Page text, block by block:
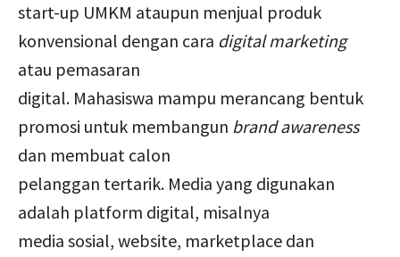
start-up UMKM ataupun menjual produk
konvensional dengan cara digital marketing
atau pemasaran
digital. Mahasiswa mampu merancang bentuk
promosi untuk membangun brand awareness
dan membuat calon
pelanggan tertarik. Media yang digunakan
adalah platform digital, misalnya
media sosial, website, marketplace dan